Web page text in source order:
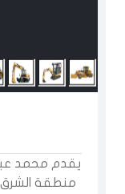
يقدم محمد